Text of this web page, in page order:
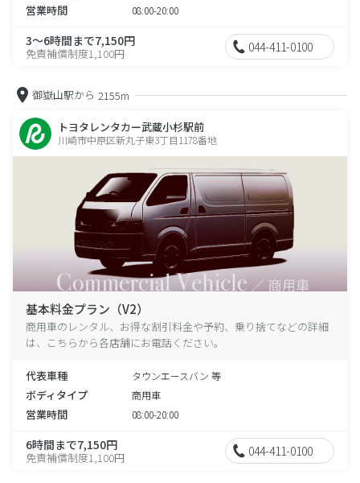
営業時間 08:00-20:00
3～6時間まで7,150円
免責補償制度1,100円 044-411-0100
御嶽山駅から 2155m
トヨタレンタカー武蔵小杉駅前
川崎市中原区新丸子東3丁目1178番地
基本料金プラン（V2）
商用車のレンタル、お得な割引料金や予約、乗り捨てなどの詳細
は、こちらから各店舗にお電話ください。
代表車種 タウンエースバン 等
ボディタイプ 商用車
営業時間 08:00-20:00
6時間まで7,150円
免責補償制度1,100円 044-411-0100